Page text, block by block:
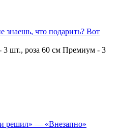
знаешь, что подарить? Вот
3 шт., роза 60 см Премиум - 3